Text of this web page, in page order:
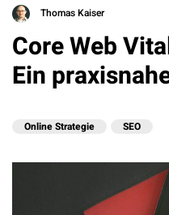
Thomas Kaiser
Core Web
Ein
Online Strategie SEO